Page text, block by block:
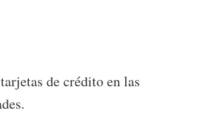
de crédito en las